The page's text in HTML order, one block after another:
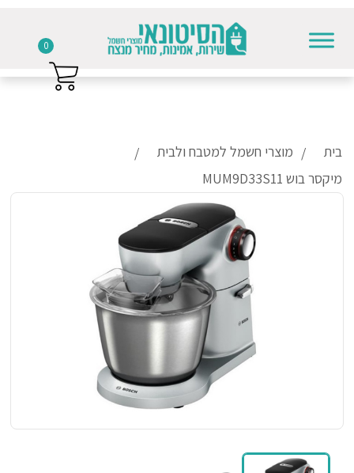
בית
מוצרי חשמל למטבח ולבית
מיקסר בוש MUM9D33S11
0